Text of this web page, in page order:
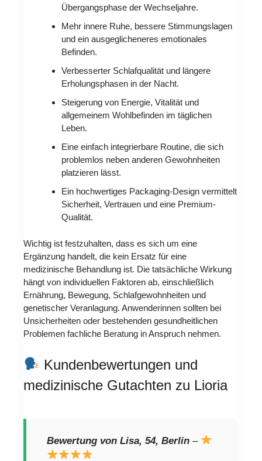
Übergangsphase der Wechseljahre.
Mehr innere Ruhe, bessere Stimmungslagen
und ein ausgeglicheneres emotionales
Befinden.
Verbesserter Schlafqualität und längere
Erholungsphasen in der Nacht.
Steigerung von Energie, Vitalität und
allgemeinem Wohlbefinden im täglichen
Leben.
Eine einfach integrierbare Routine, die sich
problemlos neben anderen Gewohnheiten
platzieren lässt.
Ein hochwertiges Packaging-Design vermittelt
Sicherheit, Vertrauen und eine Premium-
Qualität.
Wichtig ist festzuhalten, dass es sich um eine
Ergänzung handelt, die kein Ersatz für eine
medizinische Behandlung ist. Die tatsächliche Wirkung
hängt von individuellen Faktoren ab, einschließlich
Ernährung, Bewegung, Schlafgewohnheiten und
genetischer Veranlagung. Anwenderinnen sollten bei
Unsicherheiten oder bestehenden gesundheitlichen
Problemen fachliche Beratung in Anspruch nehmen.
Kundenbewertungen und
medizinische Gutachten zu Lioria
Bewertung von Lisa, 54, Berlin –